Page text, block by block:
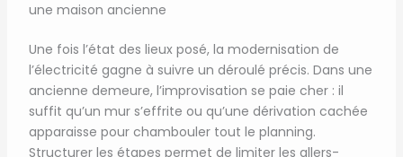
une maison ancienne
Une fois l’état des lieux posé, la modernisation de
l’électricité gagne à suivre un déroulé précis. Dans une
ancienne demeure, l’improvisation se paie cher : il
suffit qu’un mur s’effrite ou qu’une dérivation cachée
apparaisse pour chambouler tout le planning.
Structurer les étapes permet de limiter les allers-